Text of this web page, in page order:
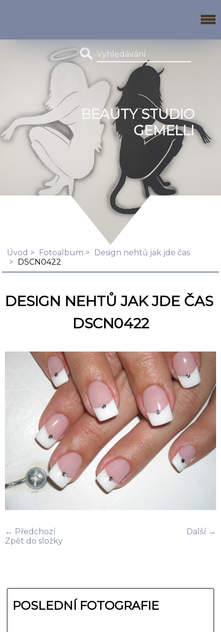
BEAUTY STUDIO
GEMELLI
Úvod Fotoalbum
Design nehtů jak jde čas
DSCN0422
DESIGN NEHTŮ JAK JDE ČAS
DSCN0422
← Předchozí
Další →
Zpět do složky
POSLEDNÍ FOTOGRAFIE